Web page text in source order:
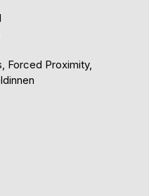
Forced Proximity,